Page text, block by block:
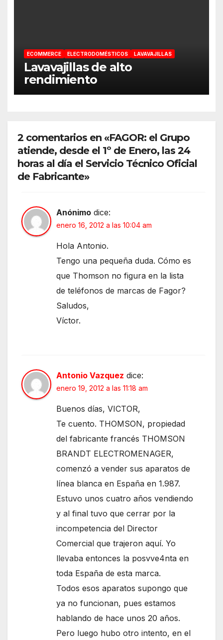
ECOMMERCE ELECTRODOMÉSTICOS LAVAVAJILLAS
Lavavajillas de alto
rendimiento
2 comentarios en «FAGOR: el Grupo
atiende, desde el 1º de Enero, las 24
horas al día el Servicio Técnico Oficial
de Fabricante»
Anónimo dice:
enero 16, 2012 a las 10:04 am
Hola Antonio.
Tengo una pequeña duda. Cómo es
que Thomson no figura en la lista
de teléfonos de marcas de Fagor?
Saludos,
Víctor.
Antonio Vazquez dice:
enero 19, 2012 a las 11:18 am
Buenos días, VICTOR,
Te cuento. THOMSON, propiedad
del fabricante francés THOMSON
BRANDT ELECTROMENAGER,
comenzó a vender sus aparatos de
línea blanca en España en 1.987.
Estuvo unos cuatro años vendiendo
y al final tuvo que cerrar por la
incompetencia del Director
Comercial que trajeron aquí. Yo
llevaba entonces la posvve4nta en
toda España de esta marca.
Todos esos aparatos supongo que
ya no funcionan, pues estamos
hablando de hace unos 20 años.
Pero luego hubo otro intento, en el